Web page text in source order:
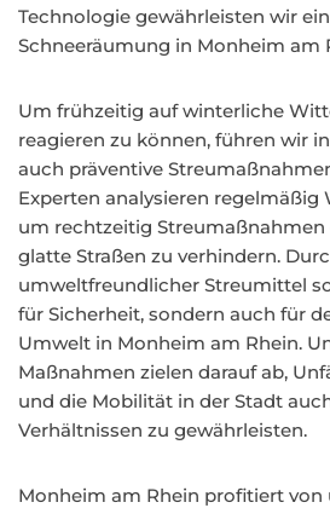
Technologie gewährleisten wir
Schneeräumung in Monheim am
Um frühzeitig auf winterliche
reagieren zu können, führen wir
auch präventive
Experten analysieren regelmäßig
um rechtzeitig Streumaßnahmen
glatte Straßen zu verhindern.
umweltfreundlicher Streumittel
für Sicherheit, sondern auch für
Umwelt in Monheim am Rhein.
Maßnahmen zielen darauf ab,
und die Mobilität in der Stadt
Verhältnissen zu gewährleisten.
Monheim am Rhein profitiert von